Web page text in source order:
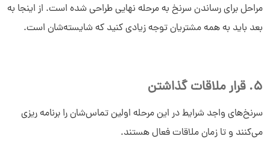
مراحل برای رساندن سرنخ به مرحله نهایی طراحی شده است. از اینجا به
بعد باید به همه مشتریان توجه زیادی کنید که شایسته‌شان است.
5. قرار ملاقات گذاشتن
سرنخ‌های واجد شرایط در این مرحله اولین تماس‌شان را برنامه ریزی
می‌کنند و تا زمان ملاقات فعال هستند.